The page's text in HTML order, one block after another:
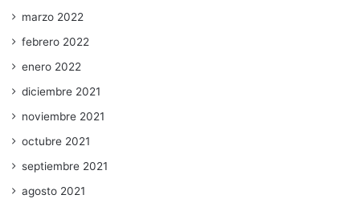
marzo 2022
febrero 2022
enero 2022
diciembre 2021
noviembre 2021
octubre 2021
septiembre 2021
agosto 2021